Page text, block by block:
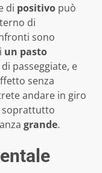
di positivo può
di
sono
un pasto
passeggiate, e
senza
andare in giro
soprattutto
grande.